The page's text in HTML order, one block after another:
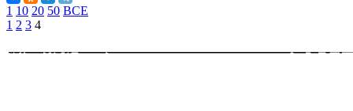
1 10 20 50 ВСЕ
1 2 3 4